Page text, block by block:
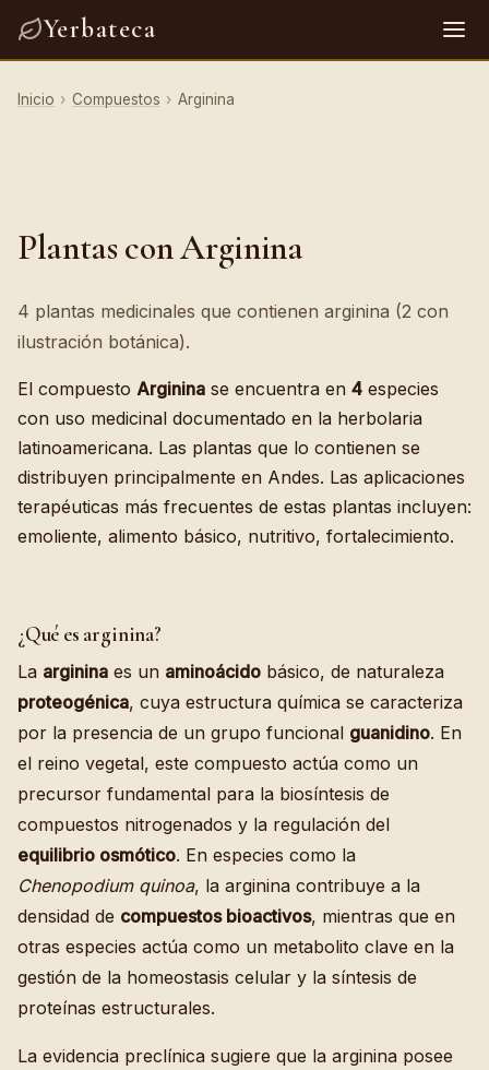
Yerbateca
Inicio › Compuestos › Arginina
Plantas con Arginina
4 plantas medicinales que contienen arginina (2 con
ilustración botánica).
El compuesto Arginina se encuentra en 4 especies
con uso medicinal documentado en la herbolaria
latinoamericana. Las plantas que lo contienen se
distribuyen principalmente en Andes. Las aplicaciones
terapéuticas más frecuentes de estas plantas incluyen:
emoliente, alimento básico, nutritivo, fortalecimiento.
¿Qué es arginina?
La arginina es un aminoácido básico, de naturaleza
proteogénica, cuya estructura química se caracteriza
por la presencia de un grupo funcional guanidino. En
el reino vegetal, este compuesto actúa como un
precursor fundamental para la biosíntesis de
compuestos nitrogenados y la regulación del
equilibrio osmótico. En especies como la
Chenopodium quinoa, la arginina contribuye a la
densidad de compuestos bioactivos, mientras que en
otras especies actúa como un metabolito clave en la
gestión de la homeostasis celular y la síntesis de
proteínas estructurales.
La evidencia preclínica sugiere que la arginina posee